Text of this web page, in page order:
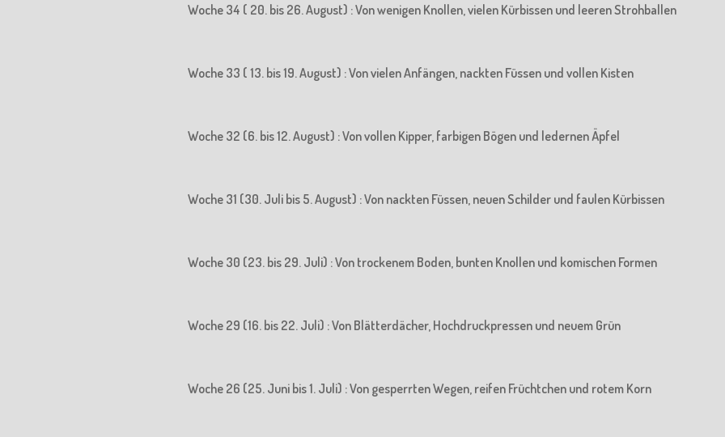
Woche 34 ( 20. bis 26. August) : Von wenigen Knollen, vielen Kürbissen und leeren Strohballen
Woche 33 ( 13. bis 19. August) : Von vielen Anfängen, nackten Füssen und vollen Kisten
Woche 32 (6. bis 12. August) : Von vollen Kipper, farbigen Bögen und ledernen Äpfel
Woche 31 (30. Juli bis 5. August) : Von nackten Füssen, neuen Schilder und faulen Kürbissen
Woche 30 (23. bis 29. Juli) : Von trockenem Boden, bunten Knollen und komischen Formen
Woche 29 (16. bis 22. Juli) : Von Blätterdächer, Hochdruckpressen und neuem Grün
Woche 26 (25. Juni bis 1. Juli) : Von gesperrten Wegen, reifen Früchtchen und rotem Korn